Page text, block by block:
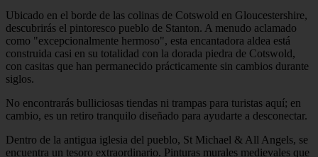
Ubicado en el borde de las colinas de Cotswold en Gloucestershire,
descubrirás el pintoresco pueblo de Stanton. A menudo aclamado
como "excepcionalmente hermoso", esta encantadora aldea está
construida casi en su totalidad con la dorada piedra de Cotswold,
con casitas que han permanecido prácticamente sin cambios durante
siglos.
No encontrarás bulliciosas tiendas ni trampas para turistas aquí; en
cambio, es un retiro tranquilo diseñado para ayudarte a desconectar.
Dentro de la antigua iglesia del pueblo, St Michael & All Angels, se
encuentra un tesoro extraordinario. Pinturas murales medievales que